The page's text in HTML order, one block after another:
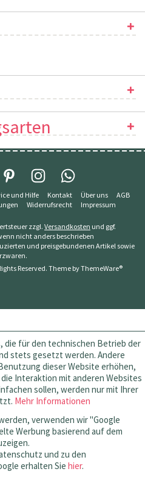
und Hilfe Kontakt Über uns
AGB
Widerrufsrecht Impressum
zzgl.Versandkosten und ggf.
nicht anders beschrieben
und preisgebundenen Artikel sowie
Reserved. Theme byThemeWare®
die für den technischen Betrieb der
stets gesetzt werden. Andere
dieser Website erhöhen,
Interaktion mit anderen Websites
sollen, werden nur mit Ihrer
Mehr Informationen
verwenden wir "Google
Werbung basierend auf dem
und zu den
erhalten Sie hier.